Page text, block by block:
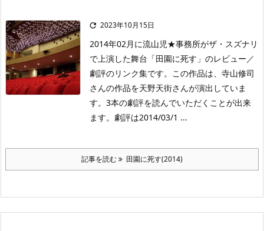
 2023年10月15日
2014年02月に流山児★事務所がザ・スズナリ
で上演した舞台「田園に死す」のレビュー／
劇評のリンク集です。この作品は、寺山修司
さんの作品を天野天街さんが演出していま
す。3本の劇評を読んでいただくことが出来
ます。劇評は2014/03/1 ...
記事を読む 田園に死す(2014)